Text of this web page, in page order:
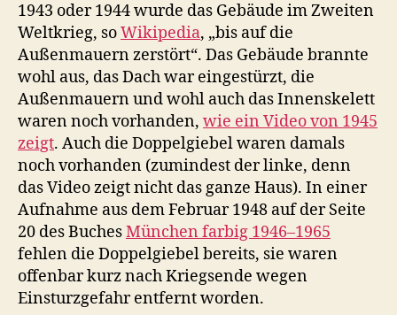
1943 oder 1944 wurde das Gebäude im Zweiten
Weltkrieg, soWikipedia, „bis auf die
Außenmauern zerstört“. Das Gebäude brannte
wohl aus, das Dach war eingestürzt, die
Außenmauern und wohl auch das Innenskelett
waren noch vorhanden, wie ein Video von 1945
zeigt. Auch die Doppelgiebel waren damals
noch vorhanden (zumindest der linke, denn
das Video zeigt nicht das ganze Haus). In einer
Aufnahme aus dem Februar 1948 auf der Seite
20 des BuchesMünchen farbig 1946–1965
fehlen die Doppelgiebel bereits, sie waren
offenbar kurz nach Kriegsende wegen
Einsturzgefahr entfernt worden.